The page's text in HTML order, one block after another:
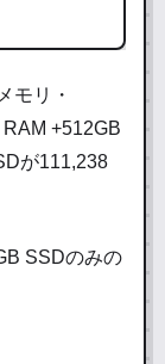
ミニパソコ
モリ・
+512GB
が111,238
SSDのみの